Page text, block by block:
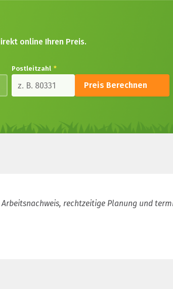
online Ihren Preis.
Postleitzahl *
Preis Berechnen
rechtzeitige Planung und